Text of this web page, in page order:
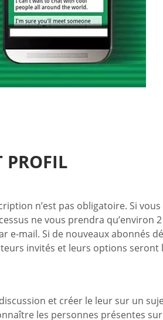
PROFIL
n’est pas obligatoire. Si
ne vous prendra
e-mail. Si de nouveaux abonnés
invités et leurs options seront
et créer le leur sur un
les personnes présentes